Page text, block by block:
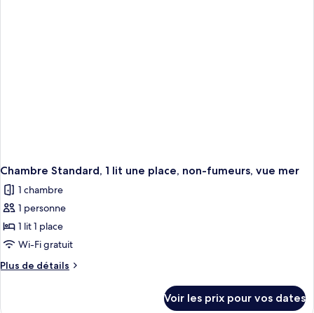
Chambre Standard, 1 lit une place, non-fumeurs, vue mer
1 chambre
1 personne
1 lit 1 place
Wi-Fi gratuit
Plus de détails
Plus
Voir les prix pour vos dates